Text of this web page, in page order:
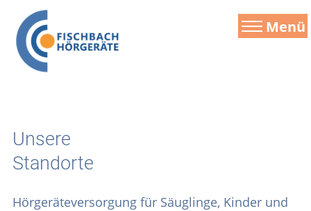
Menü
Unsere
Standorte
Hörgeräteversorgung für Säuglinge, Kinder und